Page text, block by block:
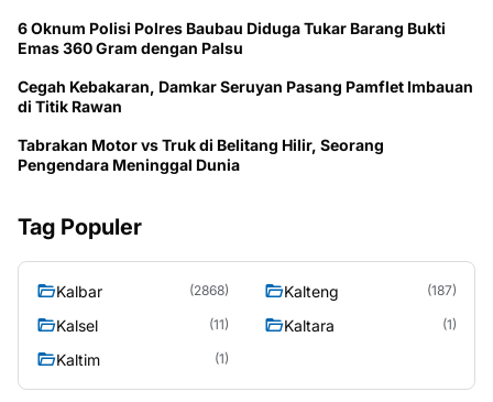
6 Oknum Polisi Polres Baubau Diduga Tukar Barang Bukti
Emas 360 Gram dengan Palsu
Cegah Kebakaran, Damkar Seruyan Pasang Pamflet Imbauan
di Titik Rawan
Tabrakan Motor vs Truk di Belitang Hilir, Seorang
Pengendara Meninggal Dunia
Tag Populer
Kalbar (2868) Kalteng (187)
Kalsel (11) Kaltara (1)
Kaltim (1)